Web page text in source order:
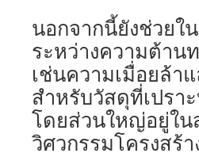
นอกจากนี้ยังช่วยใ
ระหว่างความต้าน
เช่นความเมื่อยล้า
สำหรับวัสดุที่เปรา
โดยส่วนใหญ่อยู่ใน
วิศวกรรมโครงสร้า